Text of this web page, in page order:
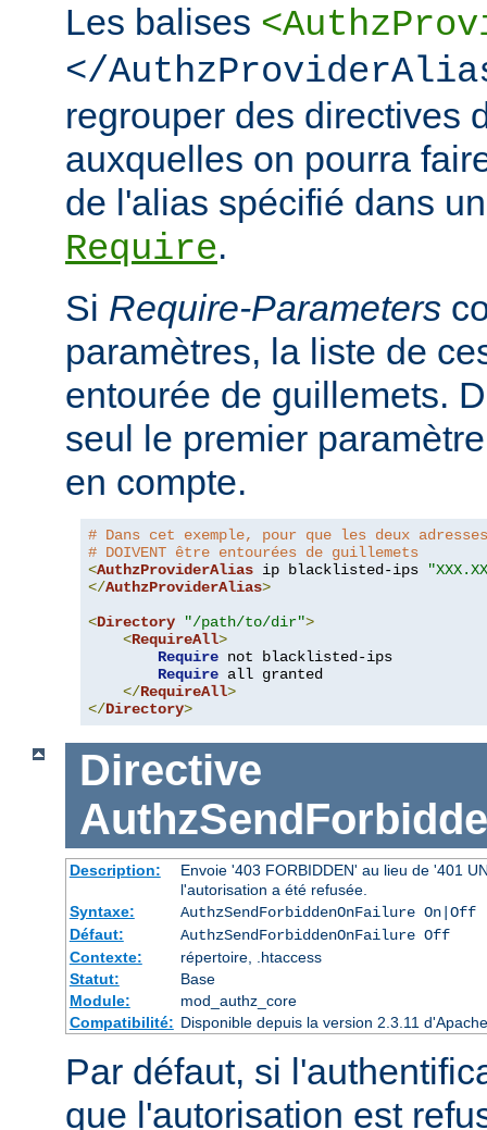
Les balises
</
regrouper des directives
auxquelles on pourra
de l'alias spécifié dans
Require.
Si Require-Parameters
paramètres, la liste de
entourée de guillemets.
seul le premier
en compte.
# Dans cet exemple, pour que les deux
# DOIVENT être entourées de guillemets
<AuthzProviderAlias ip blacklisted-ips
</AuthzProviderAlias>
<Directory "/path/to/dir">
<RequireAll>
Require not blacklisted-ips
Require all granted
</RequireAll>
</Directory>
Directive
Description:
Envoie '403 FORBIDDEN' au lieu de '401
l'autorisation a été refusée.
Syntaxe:
AuthzSendForbiddenOnFailure On|Off
Défaut:
AuthzSendForbiddenOnFailure Off
Contexte:
répertoire, .htaccess
Statut:
Base
Module:
mod_authz_core
Compatibilité: Disponible depuis la version 2.3.11
Par défaut, si
que l'autorisation est